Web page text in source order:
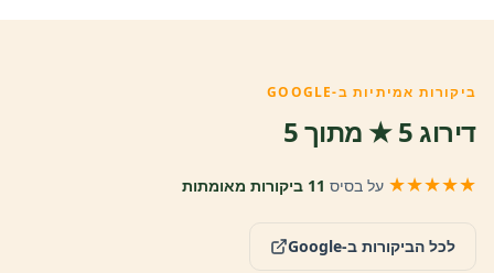
ביקורות אמיתיות ב-GOOGLE
דירוג 5 ★ מתוך 5
★★★★★ על בסיס 11 ביקורות מאומתות
לכל הביקורות ב-Google